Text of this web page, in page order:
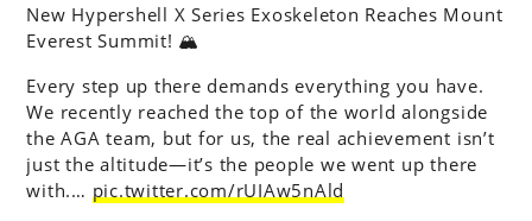
New Hypershell X Series Exoskeleton Reaches Mount
Everest Summit! 🏔️
Every step up there demands everything you have.
We recently reached the top of the world alongside
the AGA team, but for us, the real achievement isn’t
just the altitude—it’s the people we went up there
with.… pic.twitter.com/rUIAw5nAld